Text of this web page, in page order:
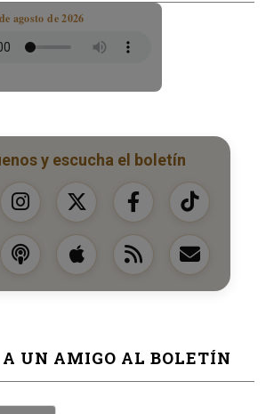
agosto de 2026
y escucha el boletín
A UN AMIGO AL BOLETÍN